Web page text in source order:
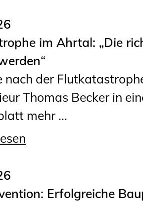
im Ahrtal: „Die
nach der
Thomas Becker in
mehr ...
Erfolgreiche